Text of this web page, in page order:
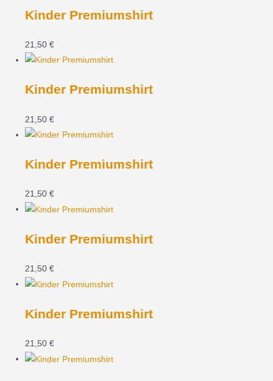
Kinder Premiumshirt
21,50€
Kinder Premiumshirt
21,50€
Kinder Premiumshirt
21,50€
Kinder Premiumshirt
21,50€
Kinder Premiumshirt
21,50€